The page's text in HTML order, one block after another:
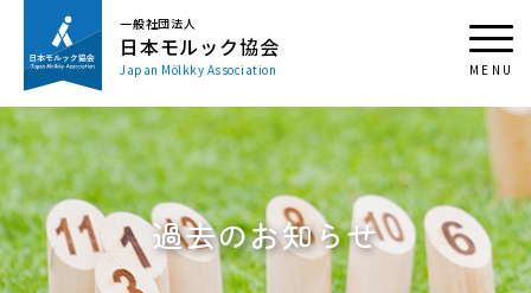
一般社団法人
日本モルック協会
Japan Mölkky Association
過去のお知らせ